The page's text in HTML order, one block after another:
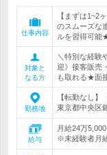
仕事内容
【まずは1~2
のスムーズな
ルを習得可能
対象と
なる方
＼特別な経験
迎》接客販売
も取れる★面
勤務地
【転勤なし
東京都中央区
給与
月給24万
※未経験者月